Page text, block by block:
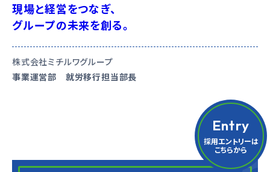
現場と経営をつなぎ、
グループの未来を創る。
株式会社ミチルワグループ
事業運営部 就労移行担当部長
Entry
採用エントリーは
こちらから